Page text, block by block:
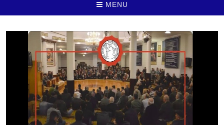
MENU